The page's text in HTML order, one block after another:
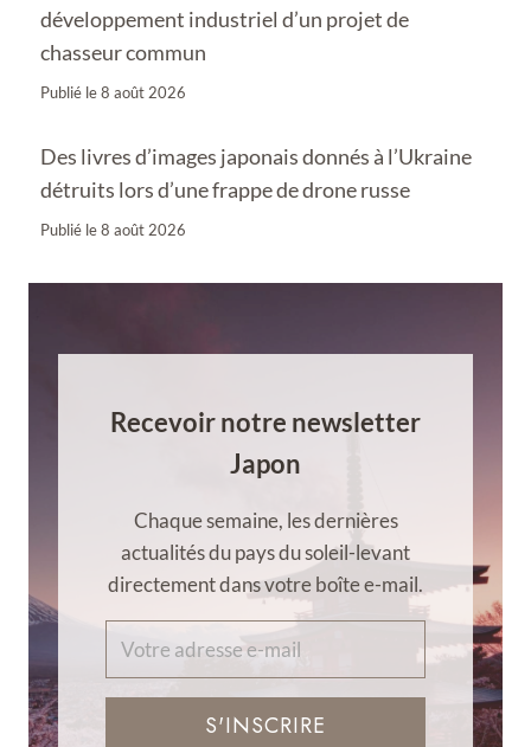
développement industriel d’un projet de
chasseur commun
Publié le8 août 2026
Des livres d’images japonais donnés à l’Ukraine
détruits lors d’une frappe de drone russe
Publié le8 août 2026
Recevoir notre newsletter
Japon
Chaque semaine, les dernières
actualités du pays du soleil-levant
directement dans votre boîte e-mail.
S'INSCRIRE